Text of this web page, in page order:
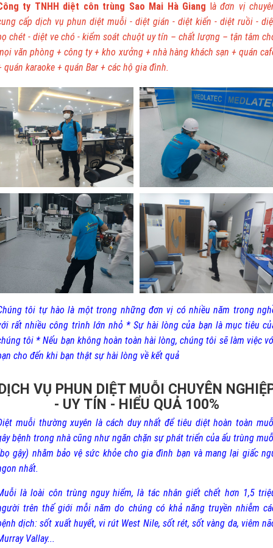
ty TNHH diệt côn trùng Sao Mai Hà Giang làđơn vị
cấp dịch vụ phun diệt muỗi - diệt gián - diệt kiến - diệt ruồi -
chét - diệt ve chó - kiểm soát chuột uy tín – chất lượng – tận tâm
văn phòng + công ty + kho xưởng + nhà hàng khách sạn + quán
quán karaoke + quán Bar + các hộ gia đình.
tôi tự hào là một trong những đơn vị có nhiều năm trong
rất nhiều công trình lớn nhỏ * Sự hài lòng của bạn là mục tiêu
tôi * Nếu bạn không hoàn toàn hài lòng, chúng tôi sẽ làm việc
cho đến khi bạn thật sự hài lòng về kết quả
VỤ PHUN DIỆT MUỖI CHUYÊN
- UY TÍN - HIỂU QUẢ 100%
muỗi thường xuyên là cách duy nhất để tiêu diệt hoàn toàn
bệnh trong nhà cũng như ngăn chặn sự phát triển của ấu trùng
gậy) nhằm bảo vệ sức khỏe cho gia đình bạn và mang lại giấc
nhất.
là loài côn trùng nguy hiểm, là tác nhân giết chết hơn 1,5
trên thế giới mỗi năm do chúng có khả năng truyền nhiễm
dịch: sốt xuất huyết, vi rút West Nile, sốt rét, sốt vàng da, viêm
Vallay...